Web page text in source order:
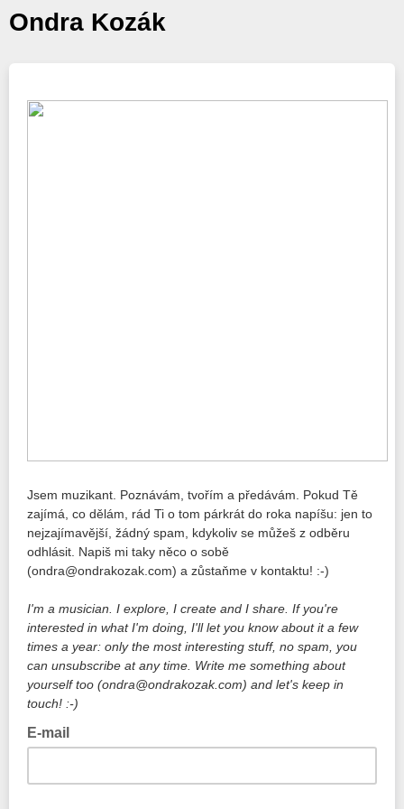
Ondra Kozák
Jsem muzikant. Poznávám, tvořím a předávám. Pokud Tě
zajímá, co dělám, rád Ti o tom párkrát do roka napíšu: jen to
nejzajímavější, žádný spam, kdykoliv se můžeš z odběru
odhlásit. Napiš mi taky něco o sobě
(ondra@ondrakozak.com) a zůstaňme v kontaktu! :-)
I'm a musician. I explore, I create and I share. If you're
interested in what I'm doing, I'll let you know about it a few
times a year: only the most interesting stuff, no spam, you
can unsubscribe at any time. Write me something about
yourself too (ondra@ondrakozak.com) and let's keep in
touch! :-)
E-mail